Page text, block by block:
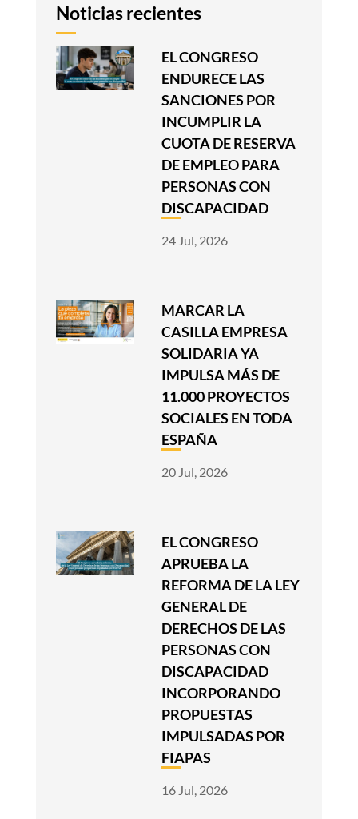
EL CONGRESO
ENDURECE LAS
SANCIONES POR
INCUMPLIR LA
CUOTA DE RESERVA
DE EMPLEO PARA
PERSONAS CON
DISCAPACIDAD
24 Jul, 2026
MARCAR LA
CASILLA EMPRESA
SOLIDARIA YA
IMPULSA MÁS DE
11.000 PROYECTOS
SOCIALES EN TODA
ESPAÑA
20 Jul, 2026
EL CONGRESO
APRUEBA LA
REFORMA DE LA LEY
GENERAL DE
DERECHOS DE LAS
PERSONAS CON
DISCAPACIDAD
INCORPORANDO
PROPUESTAS
IMPULSADAS POR
FIAPAS
16 Jul, 2026
Noticias recientes